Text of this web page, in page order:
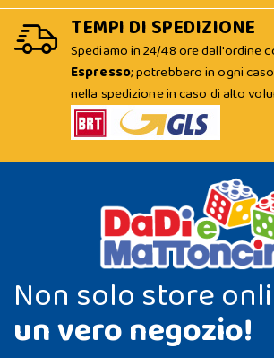
TEMPI DI SPEDIZIONE
Spediamo in 24/48 ore dall'ordine
Espresso; potrebbero in ogni
nella spedizione in caso di alto
Non solo store
un vero negozio!